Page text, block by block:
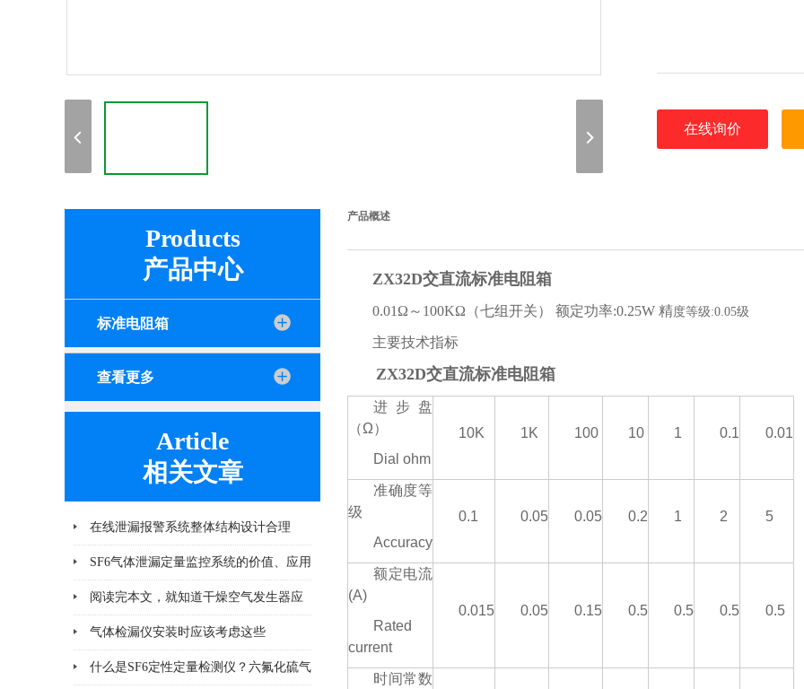
在线询价
Products
产品中心
标准电阻箱
查看更多
Article
相关文章
在线泄漏报警系统整体结构设计合理
SF6气体泄漏定量监控系统的价值、应用
及未来发展趋势
阅读完本文，就知道干燥空气发生器应
该注意哪几点小问题
气体检漏仪安装时应该考虑这些
什么是SF6定性定量检测仪？六氟化硫气
产品概述
ZX32D交直流标准电阻箱
0.01Ω～100KΩ（七组开关） 额定功率:0.25W 精度等级:0.05级
主要技术指标
ZX32D交直流标准电阻箱
进步盘
（Ω）
Dial ohm
10K 1K 100 10 1 0.1 0.01
准确度等
级
Accuracy
0.1 0.05 0.05 0.2 1 2 5
额定电流
(A)
Rated
current
0.015 0.05 0.15 0.5 0.5 0.5 0.5
时间常数